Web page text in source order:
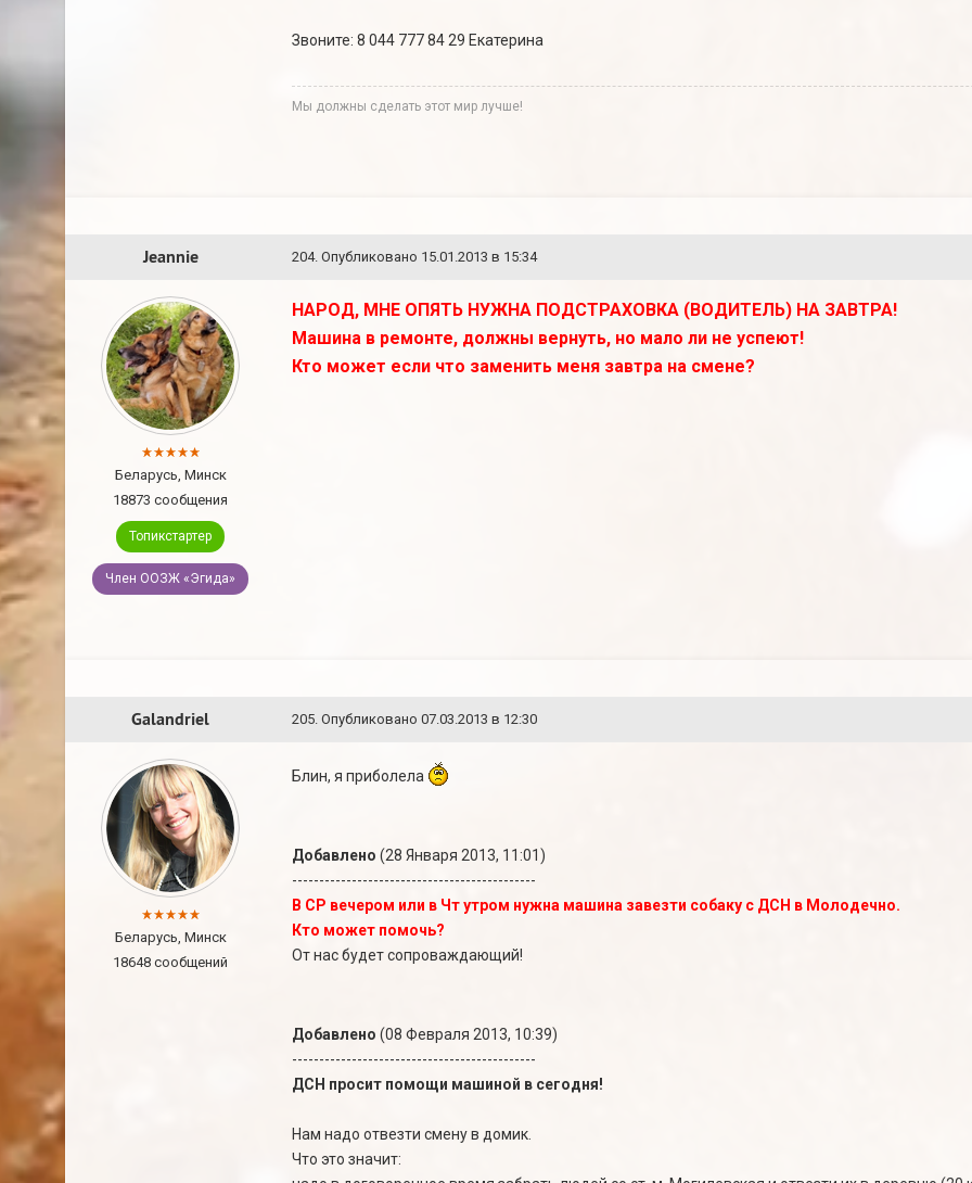
Звоните: 8 044 777 84 29 Екатерина
Мы должны сделать этот мир лучше!
Jeannie 204. Опубликовано 15.01.2013 в 15:34
Беларусь, Минск
18873 сообщения
Топикстартер
Член ООЗЖ «Эгида»
НАРОД, МНЕ ОПЯТЬ НУЖНА ПОДСТРАХОВКА (ВОДИТЕЛЬ) НА ЗАВТРА!
Машина в ремонте, должны вернуть, но мало ли не успеют!
Кто может если что заменить меня завтра на смене?
Galandriel 205. Опубликовано 07.03.2013 в 12:30
Беларусь, Минск
18648 сообщений
Блин, я приболела
Добавлено (28 Января 2013, 11:01)
---------------------------------------------
В СР вечером или в Чт утром нужна машина завезти собаку с ДСН в Молодечно.
Кто может помочь?
От нас будет сопроваждающий!
Добавлено (08 Февраля 2013, 10:39)
---------------------------------------------
ДСН просит помощи машиной в сегодня!
Нам надо отвезти смену в домик.
Что это значит: